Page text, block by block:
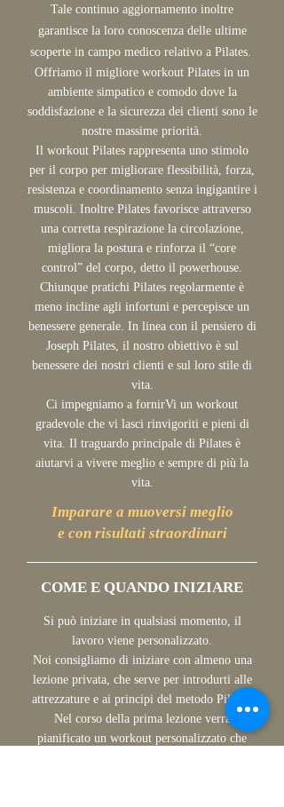
Tale continuo aggiornamento inoltre
garantisce la loro conoscenza delle ultime
scoperte in campo medico relativo a Pilates.
Offriamo il migliore workout Pilates in un
ambiente simpatico e comodo dove la
soddisfazione e la sicurezza dei clienti sono le
nostre massime priorità.
Il workout Pilates rappresenta uno stimolo
per il corpo per migliorare flessibilità, forza,
resistenza e coordinamento senza ingigantire i
muscoli. Inoltre Pilates favorisce attraverso
una corretta respirazione la circolazione,
migliora la postura e rinforza il “core
control” del corpo, detto il powerhouse.
Chiunque pratichi Pilates regolarmente è
meno incline agli infortuni e percepisce un
benessere generale. In linea con il pensiero di
Joseph Pilates, il nostro obiettivo è sul
benessere dei nostri clienti e sul loro stile di
vita.
Ci impegniamo a fornirVi un workout
gradevole che vi lasci rinvigoriti e pieni di
vita. Il traguardo principale di Pilates è
aiutarvi a vivere meglio e sempre di più la
vita.
Imparare a muoversi meglio
e con risultati straordinari
COME E QUANDO INIZIARE
Si può iniziare in qualsiasi momento, il
lavoro viene personalizzato.
Noi consigliamo di iniziare con almeno una
lezione privata, che serve per introdurti alle
attrezzature e ai principi del metodo Pilates.
Nel corso della prima lezione verrà
pianificato un workout personalizzato che